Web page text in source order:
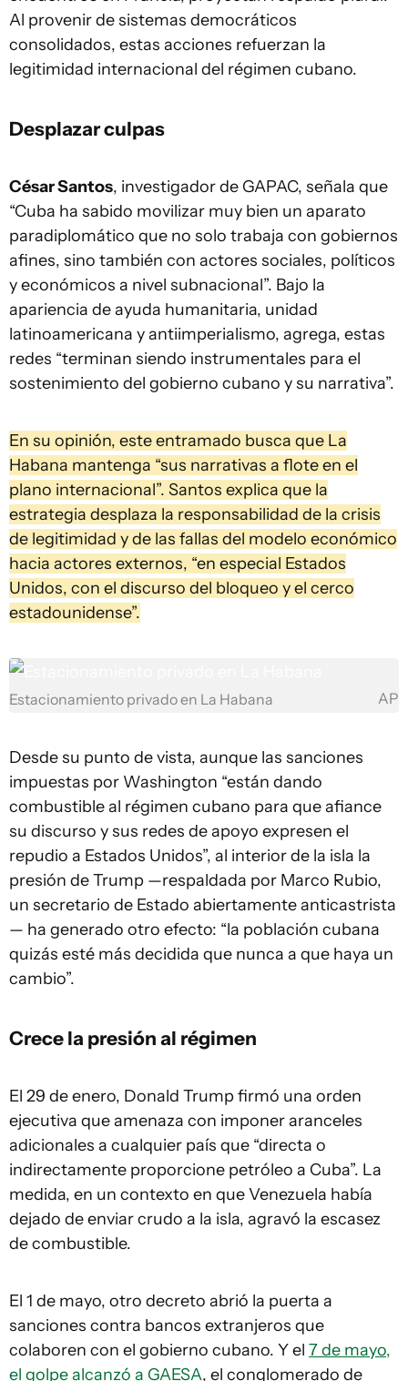
Al provenir de sistemas democráticos
consolidados, estas acciones refuerzan la
legitimidad internacional del régimen cubano.
Desplazar culpas
César Santos, investigador de GAPAC, señala que
“Cuba ha sabido movilizar muy bien un aparato
paradiplomático que no solo trabaja con gobiernos
afines, sino también con actores sociales, políticos
y económicos a nivel subnacional”. Bajo la
apariencia de ayuda humanitaria, unidad
latinoamericana y antiimperialismo, agrega, estas
redes “terminan siendo instrumentales para el
sostenimiento del gobierno cubano y su narrativa”.
En su opinión, este entramado busca que La
Habana mantenga “sus narrativas a flote en el
plano internacional”. Santos explica que la
estrategia desplaza la responsabilidad de la crisis
de legitimidad y de las fallas del modelo económico
hacia actores externos, “en especial Estados
Unidos, con el discurso del bloqueo y el cerco
estadounidense”.
Estacionamiento privado en La Habana AP
Desde su punto de vista, aunque las sanciones
impuestas por Washington “están dando
combustible al régimen cubano para que afiance
su discurso y sus redes de apoyo expresen el
repudio a Estados Unidos”, al interior de la isla la
presión de Trump —respaldada por Marco Rubio,
un secretario de Estado abiertamente anticastrista
— ha generado otro efecto: “la población cubana
quizás esté más decidida que nunca a que haya un
cambio”.
Crece la presión al régimen
El 29 de enero, Donald Trump firmó una orden
ejecutiva que amenaza con imponer aranceles
adicionales a cualquier país que “directa o
indirectamente proporcione petróleo a Cuba”. La
medida, en un contexto en que Venezuela había
dejado de enviar crudo a la isla, agravó la escasez
de combustible.
El 1 de mayo, otro decreto abrió la puerta a
sanciones contra bancos extranjeros que
colaboren con el gobierno cubano. Y el 7 de mayo,
el golpe alcanzó a GAESA, el conglomerado de